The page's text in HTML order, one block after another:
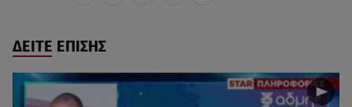
ΔΕΙΤΕ ΕΠΙΣΗΣ